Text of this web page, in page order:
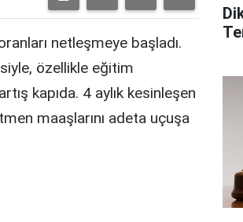
netleşmeye başladı.
özellikle eğitim
kapıda. 4 aylık kesinleşen
maaşlarını adeta uçuşa